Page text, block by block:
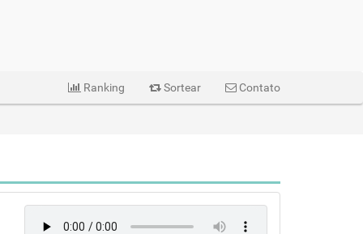
Ranking Sortear Contato